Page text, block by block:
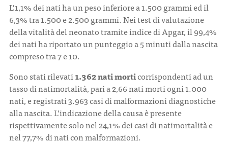
L’1,1% dei nati ha un peso inferiore a 1.500 grammi ed il
6,3% tra 1.500 e 2.500 grammi. Nei test di valutazione
della vitalità del neonato tramite indice di Apgar, il 99,4%
dei nati ha riportato un punteggio a 5 minuti dalla nascita
compreso tra 7 e 10.
Sono stati rilevati1.362 nati morticorrispondenti ad un
tasso di natimortalità, pari a 2,66 nati morti ogni 1.000
nati, e registrati 3.963 casi di malformazioni diagnostiche
alla nascita. L’indicazione della causa è presente
rispettivamente solo nel 24,1% dei casi di natimortalità e
nel 77,7% di nati con malformazioni.